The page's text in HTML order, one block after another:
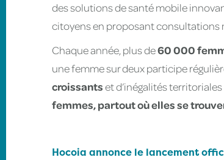
des solutions de santé mobile
citoyens en proposant consultations
Chaque année, plus de60 000
une femme sur deux participe
croissantset d’inégalités territoriales
femmes, partout où elles se
Hocoia annonce le lancement